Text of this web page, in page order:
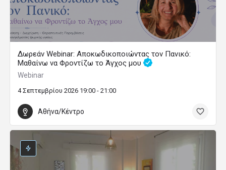
Δωρεάν Webinar: Αποκωδικοποιώντας τον Πανικό:
Μαθαίνω να Φροντίζω το Άγχος μου
Webinar
4 Σεπτεμβρίου 2026 19:00 - 21:00
Αθήνα/Κέντρο